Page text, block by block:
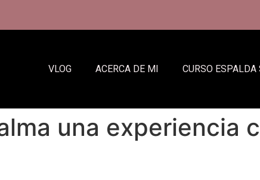
VLOG ACERCA DE MI CURSO ESPALDA
una experiencia